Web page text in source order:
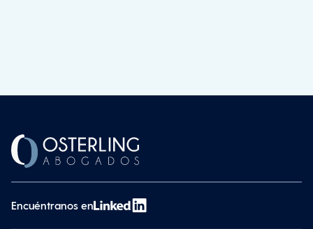
Encuéntranos en